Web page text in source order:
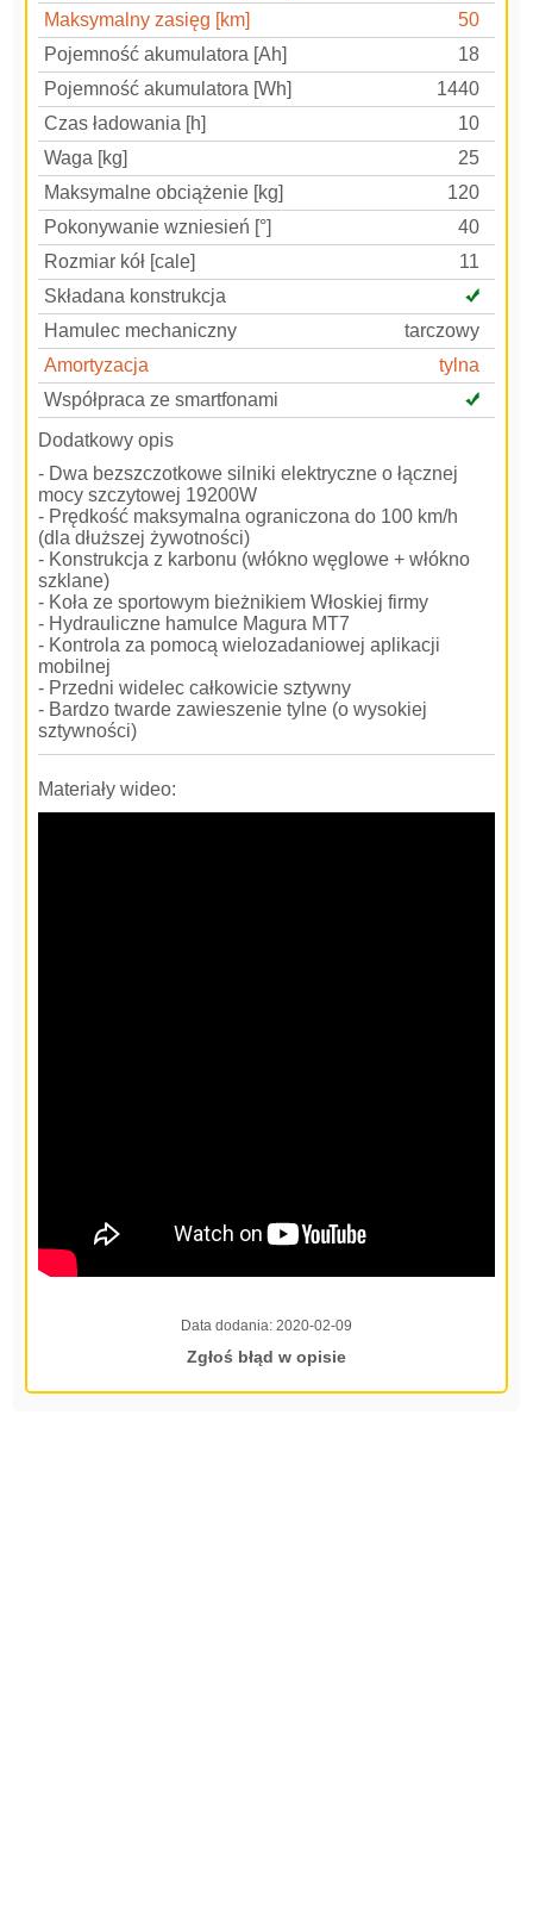
Maksymalny zasięg [km]
50
Pojemność akumulatora [Ah]
18
Pojemność akumulatora [Wh]
1440
Czas ładowania [h]
10
Waga [kg]
25
Maksymalne obciążenie [kg]
120
Pokonywanie wzniesień [°]
40
Rozmiar kół [cale]
11
Składana konstrukcja
Hamulec mechaniczny
tarczowy
Amortyzacja
tylna
Współpraca ze smartfonami
Dodatkowy opis
- Dwa bezszczotkowe silniki elektryczne o łącznej
mocy szczytowej 19200W
- Prędkość maksymalna ograniczona do 100 km/h
(dla dłuższej żywotności)
- Konstrukcja z karbonu (włókno węglowe + włókno
szklane)
- Koła ze sportowym bieżnikiem Włoskiej firmy
- Hydrauliczne hamulce Magura MT7
- Kontrola za pomocą wielozadaniowej aplikacji
mobilnej
- Przedni widelec całkowicie sztywny
- Bardzo twarde zawieszenie tylne (o wysokiej
sztywności)
Materiały wideo:
Data dodania: 2020-02-09
Zgłoś błąd w opisie